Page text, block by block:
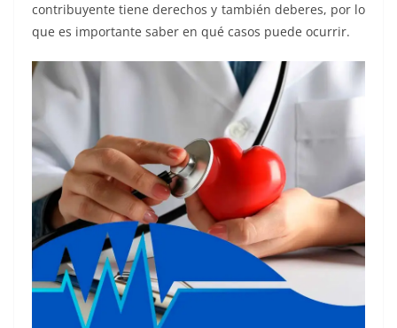
contribuyente tiene derechos y también deberes, por lo
que es importante saber en qué casos puede ocurrir.